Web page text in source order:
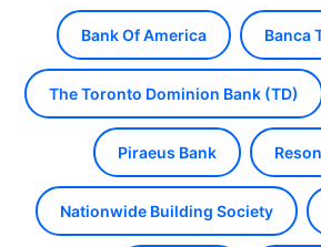
Bank Of America Banca
The Toronto Dominion Bank (TD)
Piraeus Bank
Nationwide Building Society